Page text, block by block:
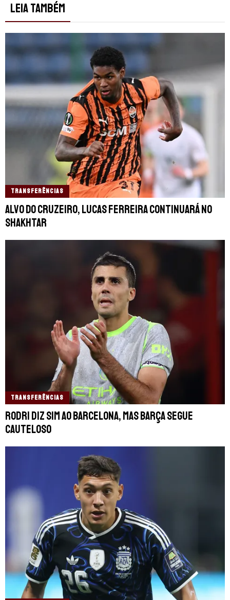
LEIA TAMBÉM
TRANSFERÊNCIAS
Alvo do Cruzeiro, Lucas Ferreira continuará no
Shakhtar
TRANSFERÊNCIAS
Rodri diz sim ao Barcelona, mas Barça segue
cauteloso